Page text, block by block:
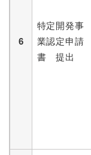
6
特定開発事
業認定申請
書 提出